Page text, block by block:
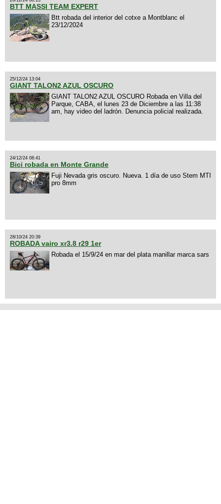
BTT MASSI TEAM EXPERT
Btt robada del interior del cotxe a Montblanc el
23/12/2024
25/12/24 13:04
GIANT TALON2 AZUL OSCURO
GIANT TALON2 AZUL OSCURO Robada en Villa del
Parque, CABA, el lunes 23 de Diciembre a las 11:38
am, hay video del ladrón. Denuncia policial realizada.
24/12/24 08:41
Bici robada en Monte Grande
Fuji Nevada gris oscuro. Nueva. 1 día de uso Stem MTI
pro 8mm
28/10/24 20:39
ROBADA vairo xr3.8 r29 1er
Robada el 15/9/24 en mar del plata manillar marca sars